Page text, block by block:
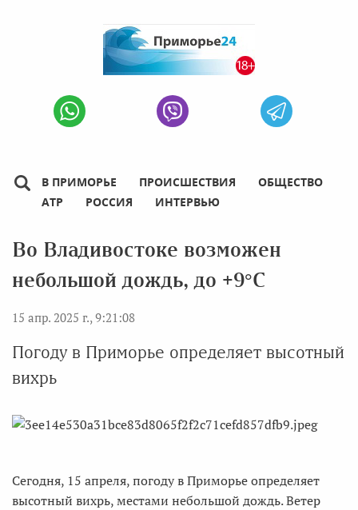
В ПРИМОРЬЕ ПРОИСШЕСТВИЯ
ОБЩЕСТВО
АТР
РОССИЯ ИНТЕРВЬЮ
Во Владивостоке возможен
небольшой дождь, до +9°C
15 апр. 2025 г., 9:21:08
Погоду в Приморье определяет высотный
вихрь
Сегодня, 15 апреля, погоду в Приморье определяет
высотный вихрь, местами небольшой дождь. Ветер